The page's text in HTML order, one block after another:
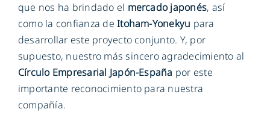
que nos ha brindado el mercado japonés, así
como la confianza deItoham-Yonekyu para
desarrollar este proyecto conjunto. Y, por
supuesto, nuestro más sincero agradecimiento al
Círculo Empresarial Japón-España por este
importante reconocimiento para nuestra
compañía.